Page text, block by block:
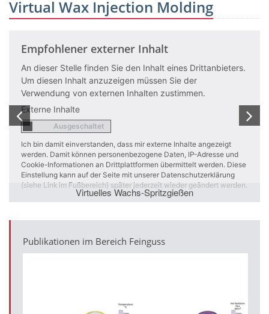
Virtual Wax Injection Molding
externer Inhalt
finden Sie den Inhalt eines Drittanbieters.
Inhalt anzuzeigen müssen Sie der
von externen Inhalten zustimmen.
einverstanden, dass mir externe Inhalte angezeigt
können personenbezogene Daten, IP-Adresse und
an Drittplattformen übermittelt werden. Diese
auf der Seite mit unserer Datenschutzerklärung
Fußbereich) später jederzeit wieder geändert werden.
Virtuelles Wachs-Spritzgießen
An dieser
Externe
Ich bin damit
werden. Damit
Cookie-
Einstellung
(siehe Link im
Publikationen im Bereich Feinguss